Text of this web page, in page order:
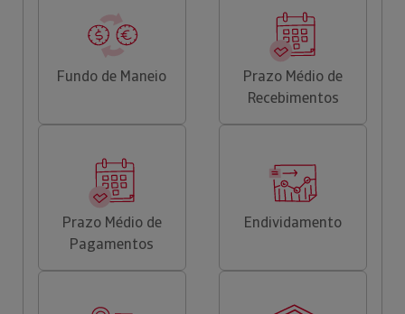
Fundo de Maneio
Prazo Médio de
Recebimentos
Prazo Médio de
Pagamentos
Endividamento